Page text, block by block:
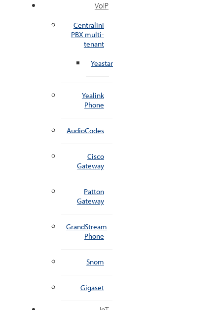
VoIP
Centralini
PBX multi-
tenant
Yeastar
Yealink
Phone
AudioCodes
Cisco
Gateway
Patton
Gateway
GrandStream
Phone
Snom
Gigaset